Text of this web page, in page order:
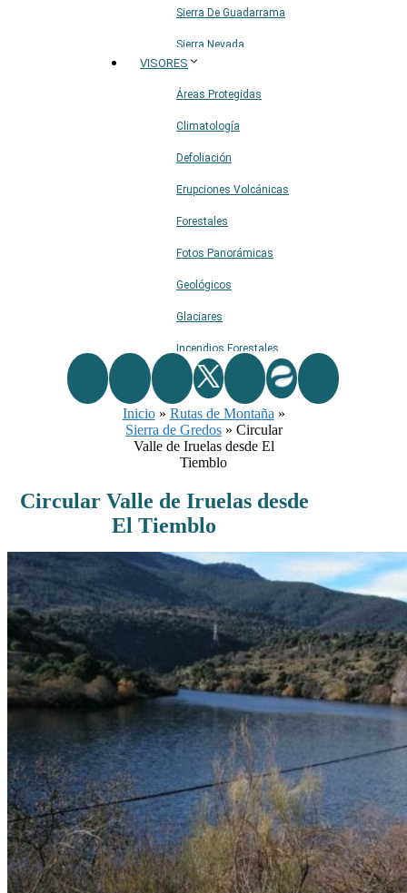
Sierra De Guadarrama
Sierra Nevada
VISORES
Áreas Protegidas
Climatología
Defoliación
Erupciones Volcánicas
Forestales
Fotos Panorámicas
Geológicos
Glaciares
Incendios Forestales
Naturaleza
Ríos
Rutas De Montaña
Topográficos
Inicio» Rutas de Montaña »
Sierra de Gredos» Circular
Valle de Iruelas desde El
Tiemblo
Circular Valle de Iruelas desde
El Tiemblo